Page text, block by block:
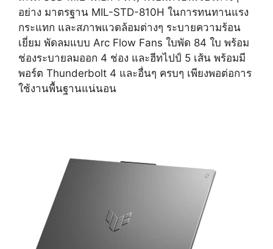
อย่าง มาตรฐาน MIL-STD-810H ในการทนทานแรง
กระแทก และสภาพแวดล้อมต่างๆ ระบายความร้อน
เยี่ยม พัดลมแบบ Arc Flow Fans ใบพัด 84 ใบ พร้อม
ช่องระบายลมออก 4 ช่อง และฮีทไปป์ 5 เส้น พร้อมมี
พอร์ต Thunderbolt 4 และอื่นๆ ครบๆ เพียงพอต่อการ
ใช้งานพื้นฐานแน่นอน